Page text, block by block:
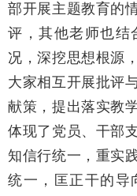
部开展主题教育的
评，其他老师也结
况，深挖思想根源
大家相互开展批评
献策，提出落实教
体现了党员、干部
知信行统一，重实
统一，匡正干的导